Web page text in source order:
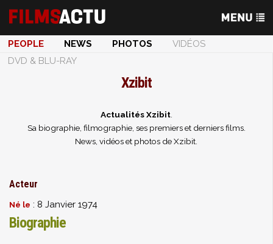
PEOPLE NEWS PHOTOS
VIDÉOS
DVD & BLU-RAY
Xzibit
Actualités Xzibit.
Sa biographie, filmographie, ses premiers et derniers films.
News, vidéos et photos de Xzibit.
Acteur
Né le : 8 Janvier 1974
Biographie